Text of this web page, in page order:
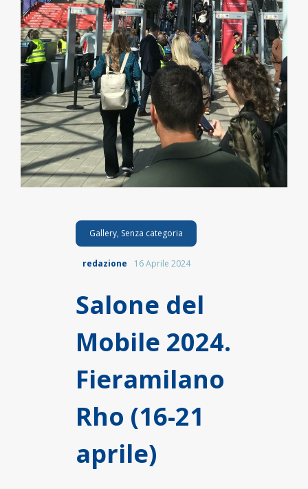
Gallery, Senza categoria
redazione 16 Aprile 2024
Salone del
Mobile 2024.
Fieramilano
Rho (16-21
aprile)